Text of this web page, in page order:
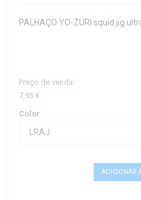
PALHAÇO YO-ZURI squid jig
Preço de venda:
7,95 €
Color